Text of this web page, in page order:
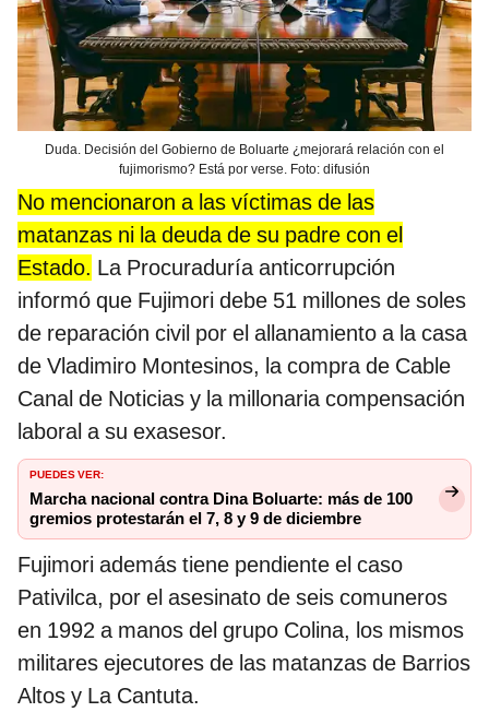
Duda. Decisión del Gobierno de Boluarte ¿mejorará relación con el
fujimorismo? Está por verse. Foto: difusión
No mencionaron a las víctimas de las
matanzas ni la deuda de su padre con el
Estado. La Procuraduría anticorrupción
informó que Fujimori debe 51 millones de soles
de reparación civil por el allanamiento a la casa
de Vladimiro Montesinos, la compra de Cable
Canal de Noticias y la millonaria compensación
laboral a su exasesor.
PUEDES VER:
Marcha nacional contra Dina Boluarte: más de 100
gremios protestarán el 7, 8 y 9 de diciembre
Fujimori además tiene pendiente el caso
Pativilca, por el asesinato de seis comuneros
en 1992 a manos del grupo Colina, los mismos
militares ejecutores de las matanzas de Barrios
Altos y La Cantuta.